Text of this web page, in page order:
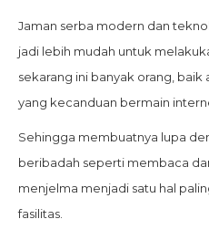
Jaman serba modern dan
jadi lebih mudah untuk
sekarang ini banyak orang,
yang kecanduan bermain
Sehingga membuatnya lupa
beribadah seperti membaca
menjelma menjadi satu hal
fasilitas.